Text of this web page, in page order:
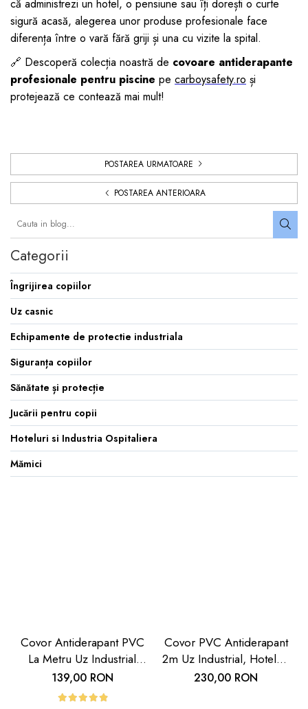
că administrezi un hotel, o pensiune sau îți dorești o curte
sigură acasă, alegerea unor produse profesionale face
diferența între o vară fără griji și una cu vizite la spital.
🔗 Descoperă colecția noastră de covoare antiderapante
profesionale pentru piscine pe carboysafety.ro și
protejează ce contează mai mult!
POSTAREA URMATOARE
POSTAREA ANTERIOARA
Categorii
Îngrijirea copiilor
Uz casnic
Echipamente de protectie industriala
Siguranța copiilor
Sănătate și protecție
Jucării pentru copii
Hoteluri si Industria Ospitaliera
Mămici
Covor Antiderapant PVC
La Metru Uz Industrial
Hoteluri | Carboysafety
139,00 RON
Covor PVC Antiderapant
2m Uz Industrial, Hoteluri
| Carboysafey
230,00 RON